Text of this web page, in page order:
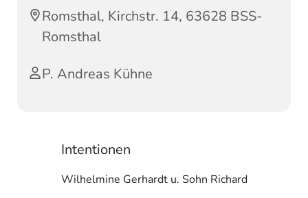
Romsthal, Kirchstr. 14, 63628 BSS-
Romsthal
P. Andreas Kühne
Intentionen
Wilhelmine Gerhardt u. Sohn Richard